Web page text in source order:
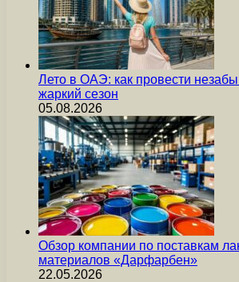
Лето в ОАЭ: как провести
жаркий сезон
05.08.2026
Обзор компании по поставкам
материалов «Дарфарбен»
22.05.2026